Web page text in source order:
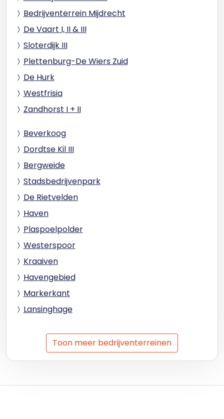
Bedrijventerrein Mijdrecht
De Vaart I, II & III
Sloterdijk III
Plettenburg-De Wiers Zuid
De Hurk
Westfrisia
Zandhorst I + II
Beverkoog
Dordtse Kil III
Bergweide
Stadsbedrijvenpark
De Rietvelden
Haven
Plaspoelpolder
Westerspoor
Kraaiven
Havengebied
Markerkant
Lansinghage
Toon meer bedrijventerreinen